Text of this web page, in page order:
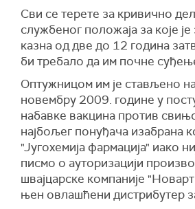
Сви се терете за кривично
службеног положаја за које
казна од две до 12 година
би требало да им почне
Оптужницом им је стављено на
новембру 2009. године у
набавке вакцина против
најбољег понуђача изабрана
"Југохемија фармација" иако
писмо о ауторизацији
швајцарске компаније
њен овлашћени дистрибутер